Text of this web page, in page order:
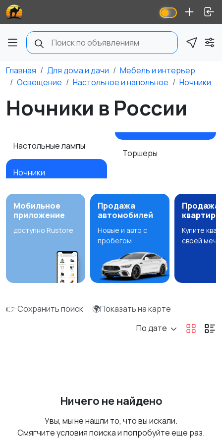
Главная Для дома и дачи
Мебель и интерьер
Освещение
Настольное и напольное Ночники
Ночники в России
Настольные лампы
Ночники
Торшеры
Мобильное
приложение
доступно Rustore
Продажа
автомобилей
Новые и авто с
пробегом
Продажа
квартир
Купите
своей
👉 Сохранить поиск
🌍Показать на карте
По дате
Ничего не найдено
Увы, мы не нашли то, что вы искали.
Смягчите условия поиска и попробуйте еще раз.